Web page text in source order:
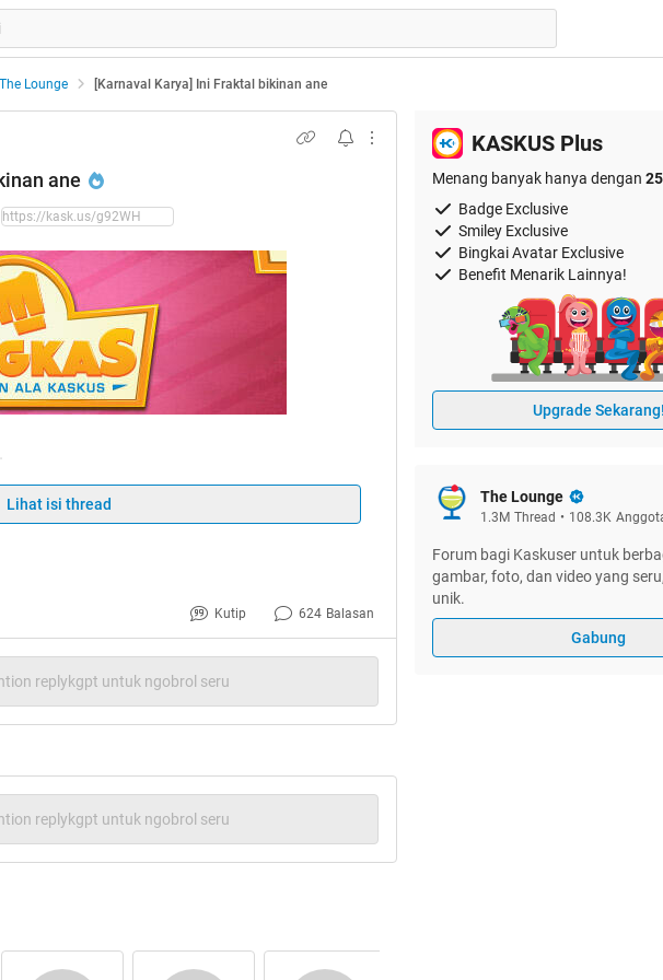
The Lounge [Karnaval Karya] Ini Fraktal bikinan ane
ane
nih.. ane mau ikutan juga...
Lihat isi thread
Kutip 624 Balasan
replykgpt untuk ngobrol seru
replykgpt untuk ngobrol seru
KASKUS Plus
Menang banyak hanya dengan
Badge Exclusive
Smiley Exclusive
Bingkai Avatar Exclusive
Benefit Menarik Lainnya!
Upgrade Sekarang!
The Lounge
1.3M Thread • 108.3K
Forum bagi Kaskuser untuk
gambar, foto, dan video yang
unik.
Gabung